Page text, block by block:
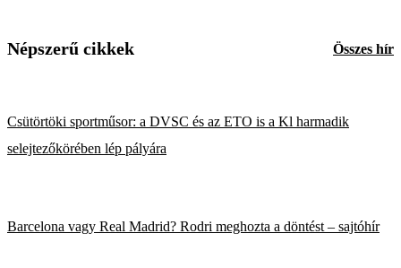
Népszerű cikkek Összes hír
Csütörtöki sportműsor: a DVSC és az ETO is a Kl harmadik
selejtezőkörében lép pályára
Barcelona vagy Real Madrid? Rodri meghozta a döntést – sajtóhír